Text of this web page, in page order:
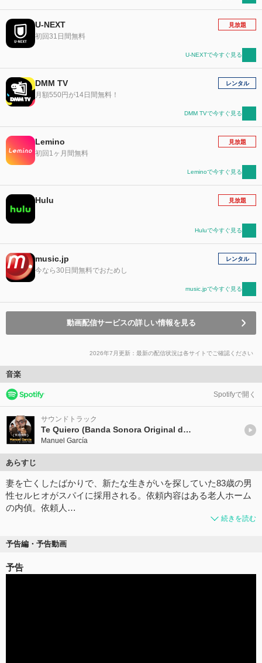
U-NEXT
初回31日間無料
見放題
U-NEXTで今すぐ見る
DMM TV
月額550円が14日間無料！
レンタル
DMM TVで今すぐ見る
Lemino
初回1ヶ月間無料
見放題
Leminoで今すぐ見る
Hulu 見放題
Huluで今すぐ見る
music.jp
今なら30日間無料でおためし
レンタル
music.jpで今すぐ見る
動画配信サービスの詳しい情報を見る
2026年7月更新：最新の配信状況は各サイトでご確認ください
音楽
Spotifyで開く
サウンドトラック
Te Quiero (Banda Sonora Original de la Película "El Agente Topo")
Manuel García
あらすじ
妻を亡くしたばかりで、新たな生きがいを探していた83歳の男
性セルヒオがスパイに採用される。依頼内容はある老人ホーム
の内偵。依頼人…
続きを読む
予告編・予告動画
予告